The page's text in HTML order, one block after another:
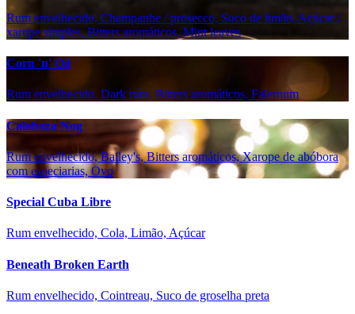
Rum envelhecido, Champanhe / prosecco, Suco de limão, Açúcar /
xarope simples, Bitters aromáticos, Mint leaves
Corn 'n' Oil
Rum envelhecido, Dark rum, Bitters aromáticos, Falernum
Calabaza Nog
Rum envelhecido, Bailey's, Bitters aromáticos, Xarope de abóbora
com especiarias, Ovo
Special Cuba Libre
Rum envelhecido, Cola, Limão, Açúcar
Beneath Broken Earth
Rum envelhecido, Cointreau, Suco de groselha preta